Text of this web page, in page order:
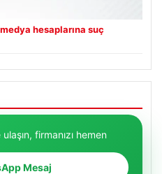
hesaplarına suç
firmanızı hemen
Mesaj